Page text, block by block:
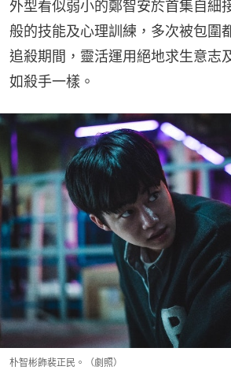
外型看似弱小的鄭智安於首集自細
般的技能及心理訓練，多次被包圍
追殺期間，靈活運用絕地求生意志
如殺手一樣。
朴智彬飾裴正民。（劇照）